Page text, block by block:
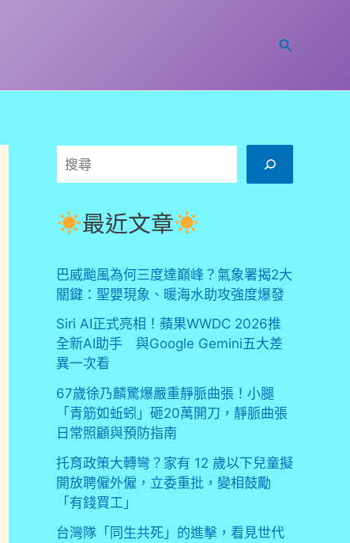
搜
搜
尋
最近文章
巴威颱風為何三度達巔峰？氣象署揭2大
關鍵：聖嬰現象、暖海水助攻強度爆發
Siri AI正式亮相！蘋果WWDC 2026推
全新AI助手 與Google Gemini五大差
異一次看
67歲徐乃麟驚爆嚴重靜脈曲張！小腿
「青筋如蚯蚓」砸20萬開刀，靜脈曲張
日常照顧與預防指南
托育政策大轉彎？家有 12 歲以下兒童擬
開放聘僱外僱，立委重批，變相鼓勵
「有錢買工」
台灣隊「同生共死」的進擊，看見世代